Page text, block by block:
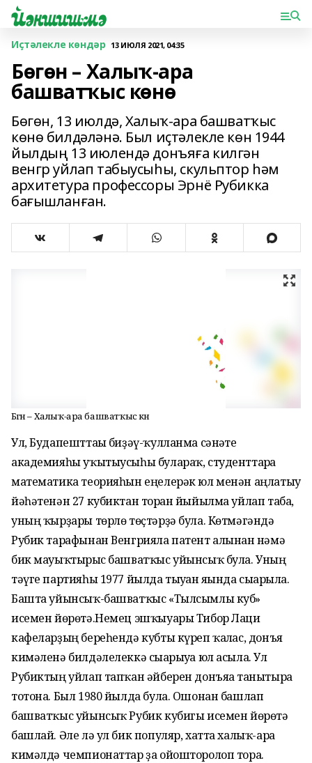
Иҫтәлекле көндәр 13 ИЮЛЯ 2021, 04:35
Бөгөн – Халыҡ-ара
башватҡыс көнө
Бөгөн, 13 июлдә, Халыҡ-ара башватҡыс
көнө билдәләнә. Был иҫтәлекле көн 1944
йылдың 13 июлендә донъяға килгән
венгр уйлап табыусыһы, скульптор һәм
архитетура профессоры Эрнё Рубикка
бағышланған.
Бөгөн – Халыҡ-ара башватҡыс көнө
Ул, Будапешттағы биҙәү-ҡулланма сәнғәте
академияһы уҡытыусыһы булараҡ, студенттарға
математика теорияһын еңелерәк юл менән аңлатыу
йәһәтенән 27 кубиктан торған йыйылма уйлап таба,
уның ҡырҙары төрлө төҫтәрҙә була. Көтмәгәндә
Рубик тарафынан Венгрияла патент алынған нәмә
бик мауыҡтырғыс башватҡыс уйынсыҡ була. Уның
тәүге партияһы 1977 йылда тыуған яғында сығарыла.
Башта уйынсыҡ-башватҡыс «Тылсымлы куб»
исемен йөрөтә.Немец эшҡыуары Тибор Лаци
кафеларҙың береһендә кубты күреп ҡалғас, донъя
кимәленә билдәлелеккә сығарыуға юл асыла. Ул
Рубиктың уйлап тапҡан әйберен донъяға танытырға
тотона. Был 1980 йылда була. Ошонан башлап
башватҡыс уйынсыҡ Рубик кубигы исемен йөрөтә
башлай. Әле лә ул бик популяр, хатта халыҡ-ара
кимәлдә чемпионаттар ҙа ойошторолоп тора.